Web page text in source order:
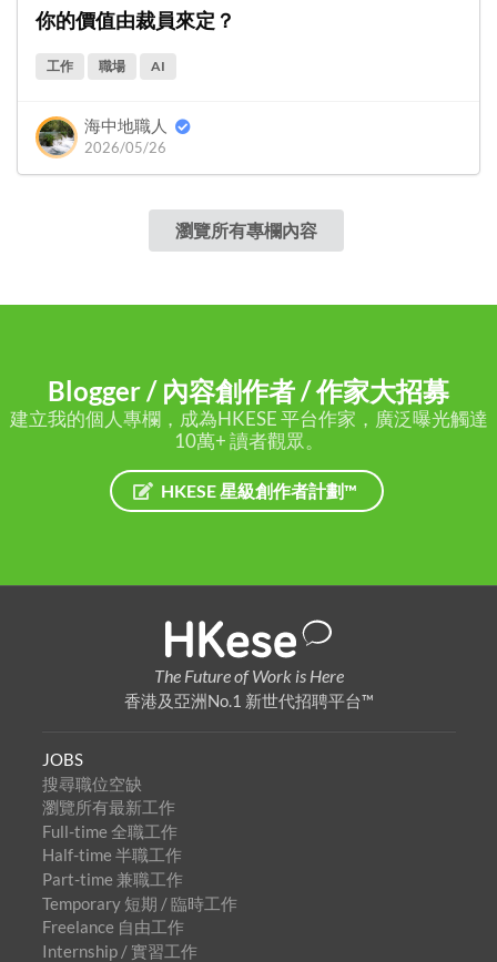
你的價值由裁員來定？
工作 職場 AI
海中地職人
2026/05/26
瀏覽所有專欄內容
Blogger / 內容創作者 / 作家大招募
建立我的個人專欄，成為HKESE 平台作家，廣泛曝光觸達
10萬+ 讀者觀眾。
HKESE 星級創作者計劃™
The Future of Work is Here
香港及亞洲No.1 新世代招聘平台™
JOBS
搜尋職位空缺
瀏覽所有最新工作
Full-time 全職工作
Half-time 半職工作
Part-time 兼職工作
Temporary 短期 / 臨時工作
Freelance 自由工作
Internship / 實習工作